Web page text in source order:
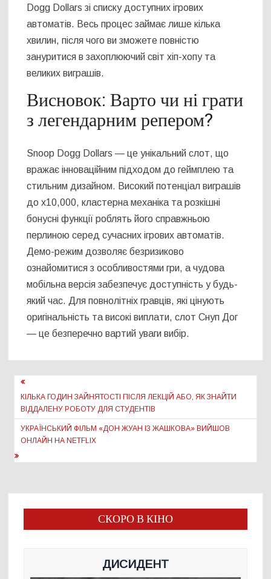
Dogg Dollars зі списку доступних ігрових
автоматів. Весь процес займає лише кілька
хвилин, після чого ви зможете повністю
зануритися в захоплюючий світ хіп-хопу та
великих виграшів.
Висновок: Варто чи ні грати
з легендарним репером?
Snoop Dogg Dollars — це унікальний слот, що
вражає інноваційним підходом до геймплею та
стильним дизайном. Високий потенціал виграшів
до x10,000, кластерна механіка та розкішні
бонусні функції роблять його справжньою
перлиною серед сучасних ігрових автоматів.
Демо-режим дозволяє безризиково
ознайомитися з особливостями гри, а чудова
мобільна версія забезпечує доступність у будь-
який час. Для повнолітніх гравців, які цінують
оригінальність та високі виплати, слот Снуп Дог
— це безперечно вартий уваги вибір.
Навігація
записів
КІЛЬКА ГОДИН ЗАЙНЯТОСТІ ПІСЛЯ ЛЕКЦІЙ АБО, ЯК ЗНАЙТИ
ВІДДАЛЕНУ РОБОТУ ДЛЯ СТУДЕНТІВ
УКРАЇНСЬКИЙ ФІЛЬМ «ДОН ЖУАН ІЗ ЖАШКОВА» ВИЙШОВ
ОНЛАЙН НА NETFLIX
СКОРО В КІНО
ДИСИДЕНТ